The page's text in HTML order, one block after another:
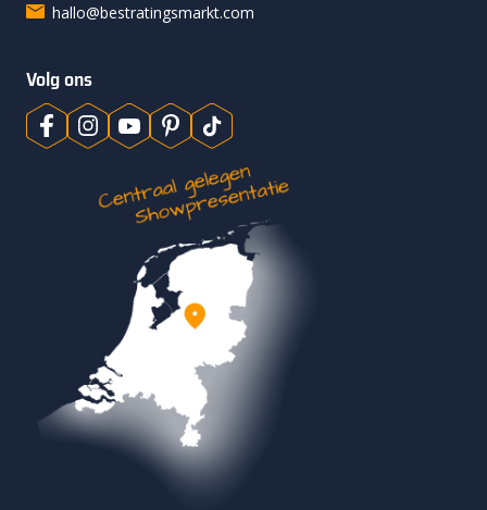
hallo@bestratingsmarkt.com
Volg ons